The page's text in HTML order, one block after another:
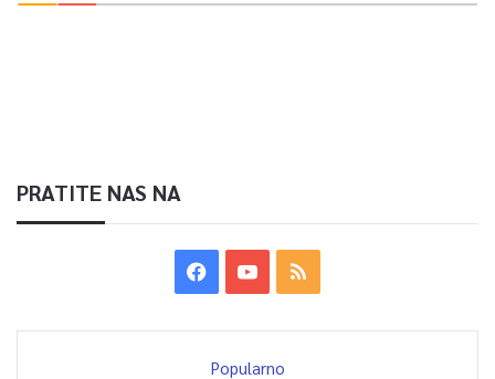
PRATITE NAS NA
Popularno